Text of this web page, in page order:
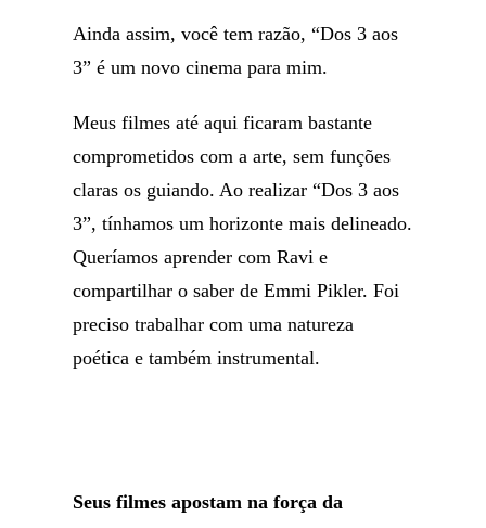
Ainda assim, você tem razão, “Dos 3 aos
3” é um novo cinema para mim.
Meus filmes até aqui ficaram bastante
comprometidos com a arte, sem funções
claras os guiando. Ao realizar “Dos 3 aos
3”, tínhamos um horizonte mais delineado.
Queríamos aprender com Ravi e
compartilhar o saber de Emmi Pikler. Foi
preciso trabalhar com uma natureza
poética e também instrumental.
Seus filmes apostam na força da